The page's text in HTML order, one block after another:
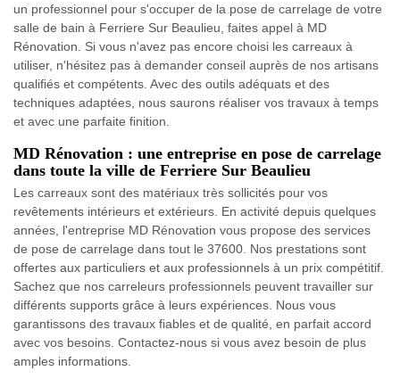
un professionnel pour s'occuper de la pose de carrelage de votre
salle de bain à Ferriere Sur Beaulieu, faites appel à MD
Rénovation. Si vous n'avez pas encore choisi les carreaux à
utiliser, n'hésitez pas à demander conseil auprès de nos artisans
qualifiés et compétents. Avec des outils adéquats et des
techniques adaptées, nous saurons réaliser vos travaux à temps
et avec une parfaite finition.
MD Rénovation : une entreprise en pose de carrelage
dans toute la ville de Ferriere Sur Beaulieu
Les carreaux sont des matériaux très sollicités pour vos
revêtements intérieurs et extérieurs. En activité depuis quelques
années, l'entreprise MD Rénovation vous propose des services
de pose de carrelage dans tout le 37600. Nos prestations sont
offertes aux particuliers et aux professionnels à un prix compétitif.
Sachez que nos carreleurs professionnels peuvent travailler sur
différents supports grâce à leurs expériences. Nous vous
garantissons des travaux fiables et de qualité, en parfait accord
avec vos besoins. Contactez-nous si vous avez besoin de plus
amples informations.